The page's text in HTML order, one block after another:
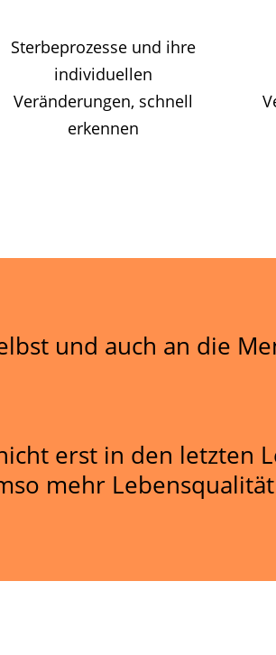
Sterbeprozesse und ihre
individuellen
Veränderungen, schnell
erkennen
und auch an die
erst in den letzten
mehr